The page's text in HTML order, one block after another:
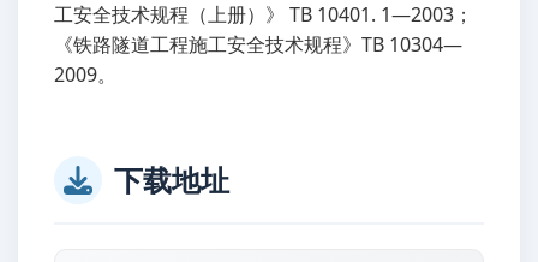
工安全技术规程（上册）》 TB 10401. 1—2003；
《铁路隧道工程施工安全技术规程》TB 10304—
2009。
下载地址